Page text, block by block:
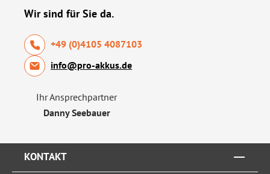
Wir sind für Sie da.
+49 (0)4105 4087103
info@pro-akkus.de
Ihr Ansprechpartner
Danny Seebauer
KONTAKT